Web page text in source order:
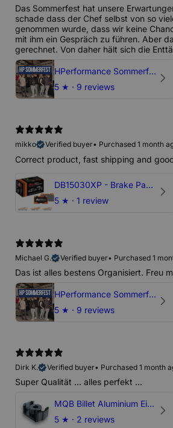
Das Sommerfest hat unsere
schade dass der Chef selbst von so
genommen wurde, dass wir keine
mit ihm ein Gespräch zu führen. Aber
gerechnet. Von daher hält sich die
HPerformance Sommerfest 2026
5 ★ · 9 reviews
mikko
Verified buyer• Purchased 1 month
Correct product, fast shipping and
DB15030XP - Brake Pads Xtreme Performance | Front Axle
5 ★ · 1 review
Michael G.
Verified buyer• Purchased 1
Das ist alles bestens Organisiert. Freu
HPerformance Sommerfest 2026
5 ★ · 9 reviews
Dirk K.
Verified buyer• Purchased 1 month
Super Qualität ... alles perfekt ...
MQB Billet Aluminium Einsatz Drehmomentstütze - DOGBONE für Audi RS3, TTRS, RSQ3
5 ★ · 2 reviews